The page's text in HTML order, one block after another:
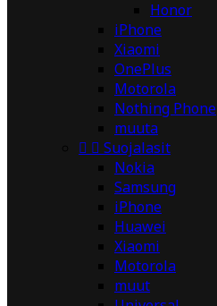
Honor
iPhone
Xiaomi
OnePlus
Motorola
Nothing Phone
muuta
  Suojalasit
Nokia
Samsung
iPhone
Huawei
Xiaomi
Motorola
muut